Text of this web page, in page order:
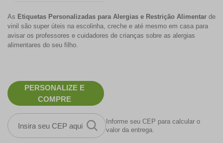
As Etiquetas Personalizadas para Alergias e Restrição Alimentar de
vinil são super úteis na escolinha, creche e até mesmo em casa para
avisar os professores e cuidadores de crianças sobre as alergias
alimentares do seu filho.
PERSONALIZE E
COMPRE
Informe seu CEP para calcular o
valor da entrega.